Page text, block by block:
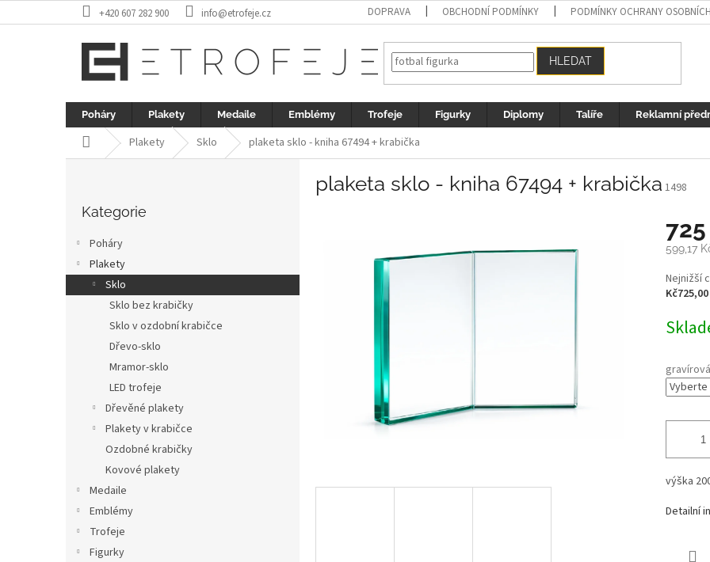
na
+420 607 282 900 info@etrofeje.cz DOPRAVA OBCHODNÍ PODMÍNKY PODMÍNKY OCHRANY OSOBNÍCH
HLEDAT
Poháry Plakety Medaile Emblémy Trofeje Figurky Diplomy Talíře Reklamní
Domů Plakety Sklo plaketa sklo - kniha 67494 + krabička
n
kategorie
Kategorie
Poháry
Plakety
Sklo
Sklo bez krabičky
Sklo v ozdobní krabičce
Dřevo-sklo
Mramor-sklo
LED trofeje
Dřevěné plakety
Plakety v krabičce
Ozdobné krabičky
Kovové plakety
Medaile
Emblémy
Trofeje
Figurky
plaketa sklo - kniha 67494 + krabička 1498
599,17
Měrná
cena:
Nejnižší
Kč725,00
výška
Detailní